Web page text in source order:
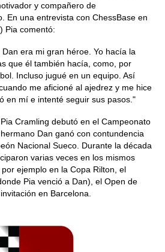
y compañero de
En una entrevista con ChessBase en
Pia comentó:
era mi gran héroe. Yo hacía la
que él también hacía, como, por
Incluso jugué en un equipo. Así
me aficioné al ajedrez y me hice
en mí e intenté seguir sus pasos."
Cramling debutó en el Campeonato
Dan ganó con contundencia
Nacional Sueco. Durante la década
varias veces en los mismos
ejemplo en la Copa Rilton, el
Pia venció a Dan), el Open de
en Barcelona.